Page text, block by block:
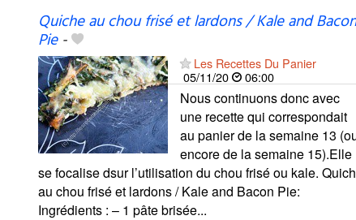
Quiche au chou frisé et lardons / Kale and Bacon
Pie-
Les Recettes Du Panier
05/11/20
06:00
Nous continuons donc avec
une recette qui correspondait
au panier de la semaine 13
encore de la semaine 15).Elle
se focalise dsur l’utilisation du chou frisé ou kale.
au chou frisé et lardons / Kale and Bacon Pie:
Ingrédients : – 1 pâte brisée...